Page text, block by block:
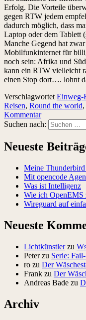
Erfolg. Die Vorteile
gegen RTW jedem
dadurch möglich, dass
Laptop oder dem Tablett
Manche Gegend hat
Mobilfunkinternet für
noch sein: Afrika und
kann ein RTW vielleicht
einen Stop dort…. lohnt
Verschlagwortet Einweg-
Reisen, Round the world,
Kommentar
Suchen nach:
Neueste
Meine
Mit opencode
Was ist Intelligenz
Wie ich OpenEMS
Wireguard auf
Neueste
Lichtkünstlerzu
Peterzu Serie:
ro zu Der
Frank zu Der
Andreas Bade zu
Archiv